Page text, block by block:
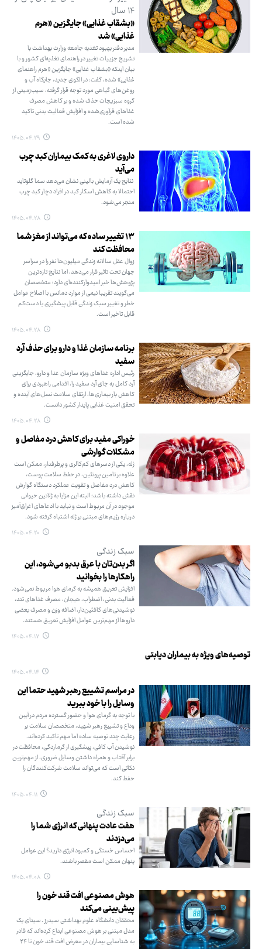
۱۴ سال
«بشقاب غذایی» جایگزین «هرم
غذایی» شد
مدیر دفتر بهبود تغذیه جامعه وزارت بهداشت با
تشریح جزییات تغییر در راهنمای تغذیه‌ای کشور و با
بیان اینکه «بشقاب غذایی» جایگزین «هرم راهنمای
غذایی» شده، گفت: در الگوی جدید، جایگاه آب و
روغن‌های گیاهی مورد توجه قرار گرفته، سیب‌زمینی از
گروه سبزیجات حذف شده و بر کاهش مصرف
غذاهای فرآوری‌شده و افزایش فعالیت بدنی تاکید
شده است.
۱۴۰۵.۰۴.۲۹
داروی لاغری به کمک بیماران کبد چرب
می‌آید
نتایج یک آزمایش بالینی نشان می‌دهد سما گلوتاید
احتمالا به کاهش اسکار کبد در افراد دچار کبد چرب
منجر می‌شود.
۱۴۰۵.۰۴.۲۸
۱۳ تغییر ساده که می‌تواند از مغز شما
محافظت کند
زوال عقل سالانه زندگی میلیون‌ها نفر را در سراسر
جهان تحت تاثیر قرار می‌دهد، اما نتایج تازه‌ترین
پژوهش‌ها خبر امیدوارکننده‌ای دارد؛ متخصصان
می‌گویند تقریبا نیمی از موارد دمانس با اصلاح عوامل
خطر و تغییر سبک زندگی قابل پیشگیری یا دست‌کم
قابل تاخیر است.
۱۴۰۵.۰۴.۲۸
برنامه سازمان غذا و دارو برای حذف آرد
سفید
رئیس اداره غذاهای ویژه سازمان غذا و دارو، جایگزینی
آرد کامل به جای آرد سفید را، اقدامی راهبردی برای
کاهش بار بیماری‌ها، ارتقای سلامت نسل‌های آینده و
تحقق امنیت غذایی پایدار کشور دانست.
۱۴۰۵.۰۴.۲۸
خوراکی مفید برای کاهش درد مفاصل و
مشکلات گوارشی
ژله، یکی از دسرهای کم‌کالری و پرطرفدار، ممکن است
علاوه بر تامین پروتئین، در حفظ سلامت پوست،
کاهش درد مفاصل و تقویت عملکرد دستگاه گوارش
نقش داشته باشد؛ البته این مزایا به ژلاتین حیوانی
موجود در آن مربوط است و نباید با ادعاهای اغراق‌آمیز
درباره رژیم‌های مبتنی بر ژله اشتباه گرفته شود.
۱۴۰۵.۰۴.۲۰
سبک زندگی
اگر بدن‌تان با عرق بدبو می‌شود، این
راهکارها را بخوانید
افزایش تعریق همیشه به گرمای هوا مربوط نمی‌شود.
فعالیت بدنی، اضطراب، هیجان، مصرف غذاهای تند،
نوشیدنی‌های کافئین‌دار، اضافه وزن و مصرف بعضی
داروها از مهم‌ترین عوامل افزایش تعریق هستند.
۱۴۰۵.۰۴.۱۷
توصیه‌های ویژه به بیماران دیابتی
۱۴۰۵.۰۴.۱۴
در مراسم تشییع رهبر شهید حتما این
وسایل را با خود ببرید
با توجه به گرمای هوا و حضور گسترده مردم در آیین
وداع و تشییع رهبر شهید، متخصصان سلامت بر
رعایت چند توصیه ساده اما مهم تاکید کرده‌اند.
نوشیدن آب کافی، پیشگیری از گرمازدگی، محافظت در
برابر آفتاب و همراه داشتن وسایل ضروری، از مهم‌ترین
نکاتی است که می‌تواند سلامت شرکت‌کنندگان را
حفظ کند.
۱۴۰۵.۰۴.۱۱
سبک زندگی
هفت عادت پنهانی که انرژی شما را
می‌دزدند
احساس خستگی و کمبود انرژی دارید؟ این عوامل
پنهان ممکن است مقصر باشند.
۱۴۰۵.۰۴.۰۸
هوش مصنوعی افت قند خون را
پیش‌بینی می‌کند
محققان دانشگاه علوم بهداشتی سیدرز ـ سینای یک
مدل مبتنی بر هوش مصنوعی ابداع کرده‌اند که قادر
به شناسایی بیماران در معرض افت قند خون تا ۲۴